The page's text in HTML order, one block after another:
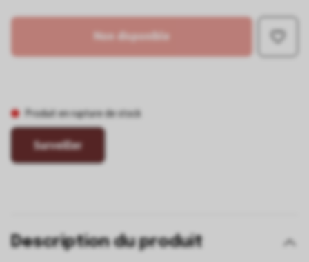
Non disponible
Produit en rupture de stock
Surveiller
Description du produit